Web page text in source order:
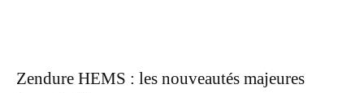
Zendure HEMS : les nouveautés majeures